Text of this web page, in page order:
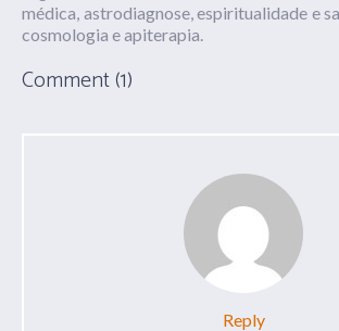
médica, astrodiagnose, espiritualidade e
cosmologia e apiterapia.
Comment (1)
Reply